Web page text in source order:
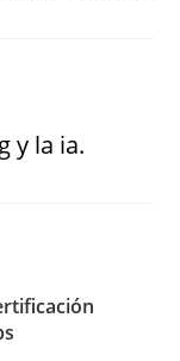
y la ia.